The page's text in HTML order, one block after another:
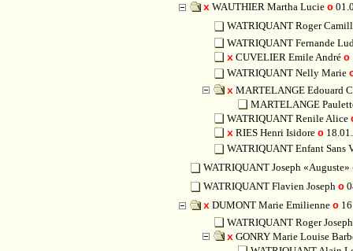
x WAUTHIER Martha Lucie o
WATRIQUANT Roger
WATRIQUANT Fernande
x CUVELIER Emile André o
WATRIQUANT Nelly Marie
x MARTELANGE Edouard
MARTELANGE
WATRIQUANT Renile Alice
x RIES Henri Isidore o
WATRIQUANT Enfant Sans
WATRIQUANT Joseph «Auguste»
WATRIQUANT Flavien Joseph o
x DUMONT Marie Emilienne o
WATRIQUANT Roger
x GONRY Marie Louise